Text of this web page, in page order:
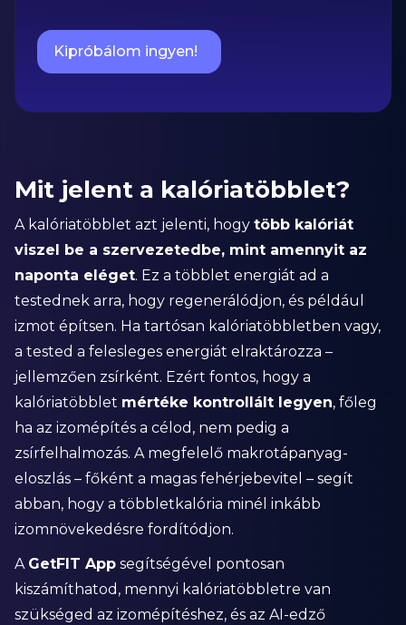
Kipróbálom ingyen!
Mit jelent a kalóriatöbblet?
A kalóriatöbblet azt jelenti, hogy több kalóriát
viszel be a szervezetedbe, mint amennyit az
naponta eléget. Ez a többlet energiát ad a
testednek arra, hogy regenerálódjon, és például
izmot építsen. Ha tartósan kalóriatöbbletben vagy,
a tested a felesleges energiát elraktározza –
jellemzően zsírként. Ezért fontos, hogy a
kalóriatöbblet mértéke kontrollált legyen, főleg
ha az izomépítés a célod, nem pedig a
zsírfelhalmozás. A megfelelő makrotápanyag-
eloszlás – főként a magas fehérjebevitel – segít
abban, hogy a többletkalória minél inkább
izomnövekedésre fordítódjon.
A GetFIT App segítségével pontosan
kiszámíthatod, mennyi kalóriatöbbletre van
szükséged az izomépítéshez, és az AI-edző